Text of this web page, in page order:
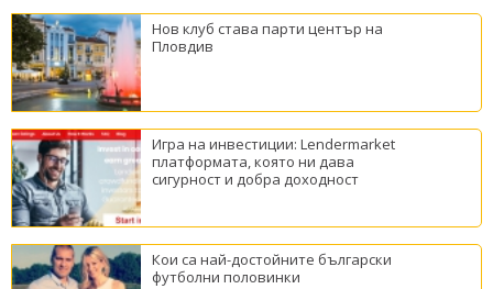
Нов клуб става парти център на
Пловдив
Игра на инвестиции: Lendermarket
платформата, която ни дава
сигурност и добра доходност
Кои са най-достойните български
футболни половинки